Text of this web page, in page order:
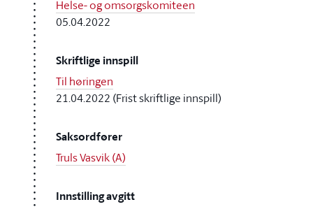
Helse- og omsorgskomiteen
05.04.2022
Skriftlige innspill
Til høringen
21.04.2022 (Frist skriftlige innspill)
Saksordfører
Truls Vasvik (A)
Innstilling avgitt